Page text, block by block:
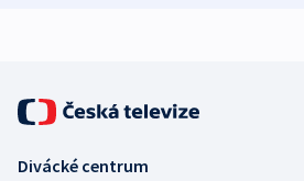
Divácké centrum